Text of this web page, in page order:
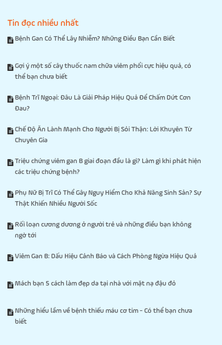
Tin đọc nhiều nhất
Bệnh Gan Có Thể Lây Nhiễm? Những Điều Bạn Cần Biết
Gợi ý một số cây thuốc nam chữa viêm phổi cực hiệu quả, có
thể bạn chưa biết
Bệnh Trĩ Ngoại: Đâu Là Giải Pháp Hiệu Quả Để Chấm Dứt Cơn
Đau?
Chế Độ Ăn Lành Mạnh Cho Người Bị Sỏi Thận: Lời Khuyên Từ
Chuyên Gia
Triệu chứng viêm gan B giai đoạn đầu là gì? Làm gì khi phát hiện
các triệu chứng bệnh?
Phụ Nữ Bị Trĩ Có Thể Gây Nguy Hiểm Cho Khả Năng Sinh Sản? Sự
Thật Khiến Nhiều Người Sốc
Rối loạn cương dương ở người trẻ và những điều bạn không
ngờ tới
Viêm Gan B: Dấu Hiệu Cảnh Báo và Cách Phòng Ngừa Hiệu Quả
Mách bạn 5 cách làm đẹp da tại nhà với mặt nạ đậu đỏ
Những hiểu lầm về bệnh thiếu máu cơ tim - Có thể bạn chưa
biết